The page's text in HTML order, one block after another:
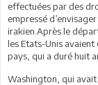
effectuées par des
empressé
irakien.Après le
les Etats-Unis
pays, qui a duré huit
Washington, qui avait